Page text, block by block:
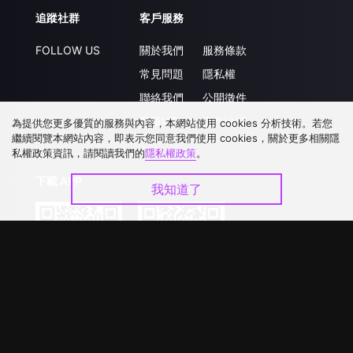
追蹤社群
FOLLOW US
客戶服務
關於我們
常見問題
聯絡我們
升級VIP
服務條款
隱私權
公開徵件
合作洽談
為提供您更多優質的服務與內容，本網站使用 cookies 分析技術。若您
繼續閱覽本網站內容，即表示您同意我們使用 cookies，關於更多相關隱
私權政策資訊，請閱讀我們的隱私權政策。
我知道了